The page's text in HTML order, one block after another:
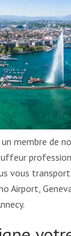
membre de
vous
Airport,